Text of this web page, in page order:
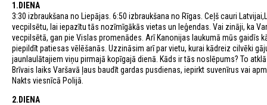
1.DIENA
3:30 izbraukšana no Liepājas. 6:50 izbraukšana no Rīgas. Ceļš cauri
vecpilsētu, lai iepazītu tās nozīmīgākās vietas un leģendas. Vai zināji, ka
vecpilsētā, gan pie Vislas promenādes. Arī Kanonijas laukumā mūs gaidīs
piepildīt patiesas vēlēšanās. Uzzināsim arī par vietu, kurai kādreiz cilvēki
jaunlaulātajiem viņu pirmajā kopīgajā dienā. Kāds ir tās noslēpums? To
Brīvais laiks Varšavā ļaus baudīt gardas pusdienas, iepirkt suvenīrus vai
Nakts viesnīcā Polijā.
2.DIENA